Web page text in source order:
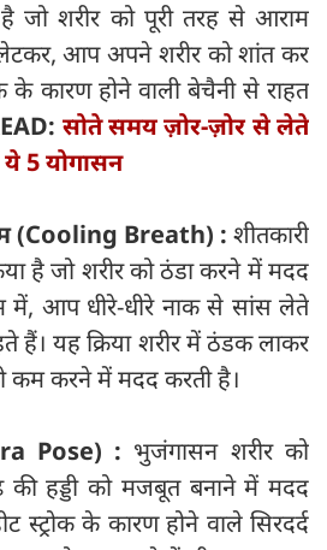
जो शरीर को पूरी तरह से आराम
आप अपने शरीर को शांत कर
के कारण होने वाली बेचैनी से राहत
सोते समय ज़ोर-ज़ोर से लेते
ये 5 योगासन
(Cooling Breath) : शीतकारी
है जो शरीर को ठंडा करने में मदद
में, आप धीरे-धीरे नाक से सांस लेते
यह क्रिया शरीर में ठंडक लाकर
कम करने में मदद करती है।
Pose) : भुजंगासन शरीर को
की हड्डी को मजबूत बनाने में मदद
के कारण होने वाले सिरदर्द